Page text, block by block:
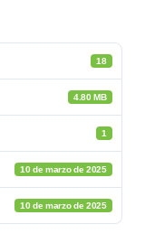
18
4.80 MB
1
10 de marzo de 2025
10 de marzo de 2025